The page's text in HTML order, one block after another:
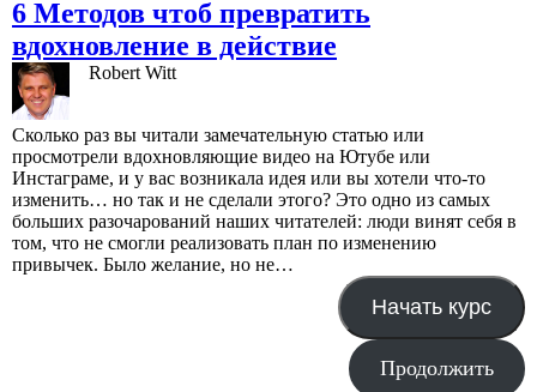
6 Методов чтоб превратить
вдохновление в действие
Robert Witt
Сколько раз вы читали замечательную статью или
просмотрели вдохновляющие видео на Ютубе или
Инстаграме, и у вас возникала идея или вы хотели что-то
изменить… но так и не сделали этого? Это одно из самых
больших разочарований наших читателей: люди винят себя в
том, что не смогли реализовать план по изменению
привычек. Было желание, но не…
Начать курс
Продолжить